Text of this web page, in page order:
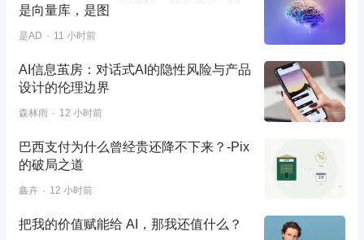
是向量库，是图
是AD 11 小时前
AI信息茧房：对话式AI的隐性风险与产品
设计的伦理边界
森林雨 12 小时前
巴西支付为什么曾经贵还降不下来？-Pix
的破局之道
鑫卉 12 小时前
把我的价值赋能给 AI，那我还值什么？